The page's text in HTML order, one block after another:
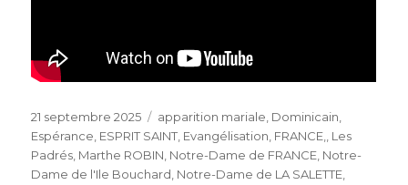
Publié
le
21 septembre 2025 Catégories
apparition mariale Dominicain
Espérance ESPRIT SAINT Evangélisation FRANCE,
Les
Padrés Marthe ROBIN Notre-Dame de FRANCE Notre-
Dame de l'Ile Bouchard Notre-Dame de LA SALETTE